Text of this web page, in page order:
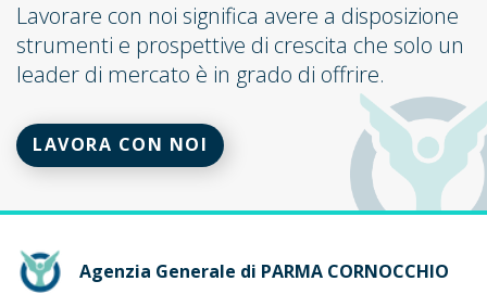
Lavorare con noi significa avere a disposizione
strumenti e prospettive di crescita che solo un
leader di mercato è in grado di offrire.
LAVORA CON NOI
Agenzia Generale di PARMA CORNOCCHIO